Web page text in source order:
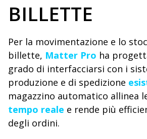
BILLETTE
Per la movimentazione e lo
billette, Matter Pro ha
grado di interfacciarsi con i
produzione e di spedizione
magazzino automatico allinea
tempo reale e rende più
degli ordini.